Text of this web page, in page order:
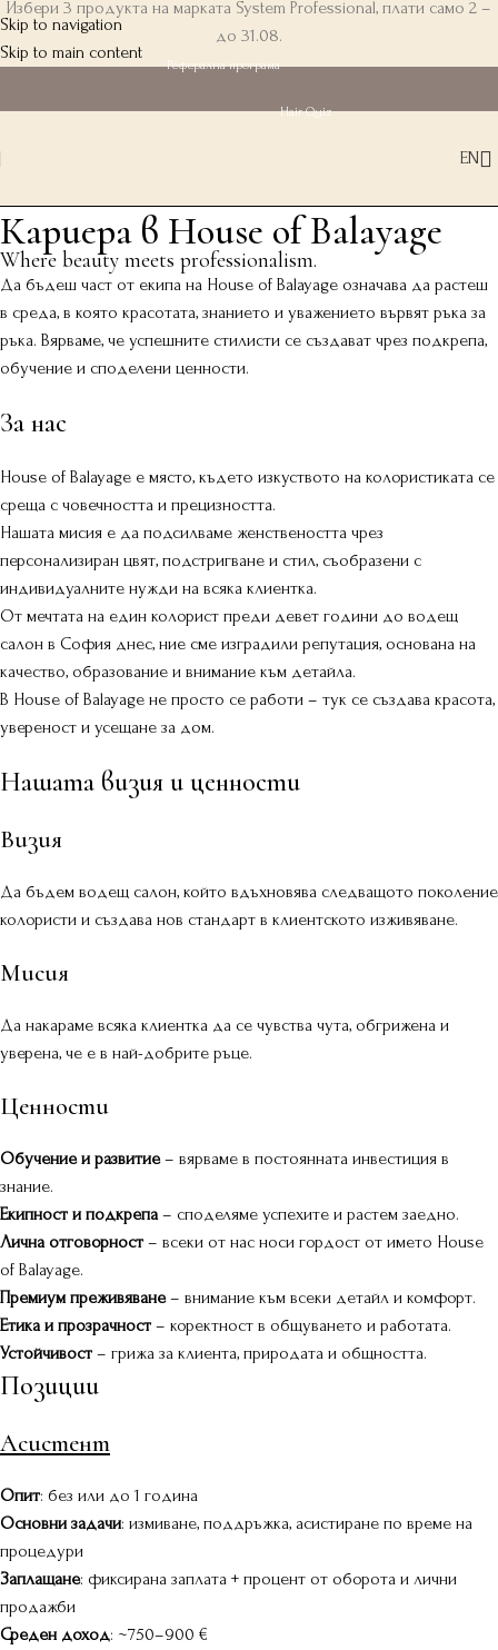
Skip to navigation
Skip to main content
Избери 3 продукта на марката System Professional, плати само 2 –
до 31.08.
Реферална програма
Hair Quiz
EN
Кариера в House of Balayage
Where beauty meets professionalism.
Да бъдеш част от екипа на House of Balayage означава да растеш
в среда, в която красотата, знанието и уважението вървят ръка за
ръка. Вярваме, че успешните стилисти се създават чрез подкрепа,
обучение и споделени ценности.
За нас
House of Balayage е място, където изкуството на колористиката се
среща с човечността и прецизността.
Нашата мисия е да подсилваме женствеността чрез
персонализиран цвят, подстригване и стил, съобразени с
индивидуалните нужди на всяка клиентка.
От мечтата на един колорист преди девет години до водещ
салон в София днес, ние сме изградили репутация, основана на
качество, образование и внимание към детайла.
В House of Balayage не просто се работи – тук се създава красота,
увереност и усещане за дом.
Нашата визия и ценности
Визия
Да бъдем водещ салон, който вдъхновява следващото поколение
колористи и създава нов стандарт в клиентското изживяване.
Мисия
Да накараме всяка клиентка да се чувства чута, обгрижена и
уверена, че е в най-добрите ръце.
Ценности
Обучение и развитие– вярваме в постоянната инвестиция в
знание.
Екипност и подкрепа– споделяме успехите и растем заедно.
Лична отговорност – всеки от нас носи гордост от името House
of Balayage.
Премиум преживяване– внимание към всеки детайл и комфорт.
Етика и прозрачност – коректност в общуването и работата.
Устойчивост – грижа за клиента, природата и общността.
Позиции
Асистент
Опит: без или до 1 година
Основни задачи: измиване, поддръжка, асистиране по време на
процедури
Заплащане: фиксирана заплата + процент от оборота и лични
продажби
Среден доход: ~750–900 €